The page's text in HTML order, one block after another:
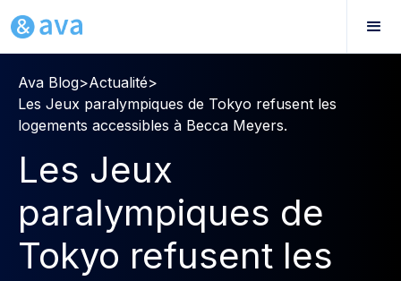
Ava Blog>Actualité>
Les Jeux paralympiques de Tokyo refusent les
logements accessibles à Becca Meyers.
Les Jeux
paralympiques de
Tokyo refusent les